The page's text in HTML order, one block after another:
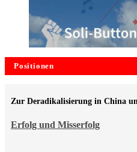
Positionen
Erfolg und Misserfolg
Zur Deradikalisierung in China